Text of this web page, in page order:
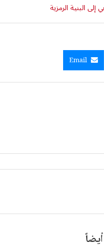
البنية الرمزية
Email